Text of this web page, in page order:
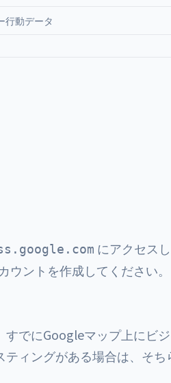
行動データ
にアクセスし
ントを作成してください。
でにGoogleマップ上にビ
ィングがある場合は、そち